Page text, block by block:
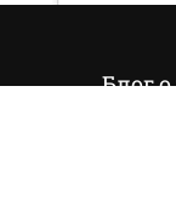
Блог